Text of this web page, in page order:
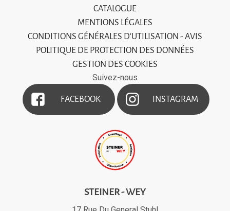
CATALOGUE
MENTIONS LÉGALES
CONDITIONS GÉNÉRALES D'UTILISATION - AVIS
POLITIQUE DE PROTECTION DES DONNÉES
GESTION DES COOKIES
Suivez-nous
FACEBOOK INSTAGRAM
STEINER - WEY